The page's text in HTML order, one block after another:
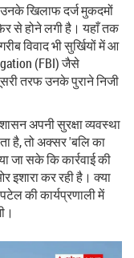
खिलाफ दर्ज मुकदमों
से होने लगी है। यहाँ तक
विवाद भी सुर्खियों में आ
(FBI)जैसे
तरफ उनके पुराने निजी
अपनी सुरक्षा व्यवस्था
है, तो अक्सर 'बलि का
जा सके कि कार्रवाई की
इशारा कर रही है। क्या
की कार्यप्रणाली में